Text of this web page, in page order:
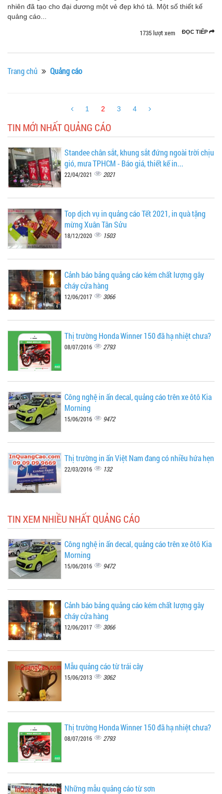
nhiên đã tạo cho đại dương một vẻ đẹp khó tả. Một số thiết kế
quảng cáo...
ĐỌC TIẾP
1735 lượt xem
Trang chủ Quảng cáo
1 2 3 4
TIN MỚI NHẤT QUẢNG CÁO
Standee chân sắt, khung sắt đứng ngoài trời chịu
gió, mưa TPHCM - Báo giá, thiết kế in...
22/04/2021 2021
Top dịch vụ in quảng cáo Tết 2021, in quà tặng
mừng Xuân Tân Sửu
18/12/2020 1503
Cảnh báo bảng quảng cáo kém chất lượng gây
cháy cửa hàng
12/06/2017 3066
Thị trường Honda Winner 150 đã hạ nhiệt chưa?
08/07/2016 2793
Công nghệ in ấn decal, quảng cáo trên xe ôtô Kia
Morning
15/06/2016 9472
Thị trường in ấn Việt Nam đang có nhiều hứa hẹn
22/03/2016 132
TIN XEM NHIỀU NHẤT QUẢNG CÁO
Công nghệ in ấn decal, quảng cáo trên xe ôtô Kia
Morning
15/06/2016 9472
Cảnh báo bảng quảng cáo kém chất lượng gây
cháy cửa hàng
12/06/2017 3066
Mẫu quảng cáo từ trái cây
15/06/2013 3062
Thị trường Honda Winner 150 đã hạ nhiệt chưa?
08/07/2016 2793
Những mẫu quảng cáo từ sơn